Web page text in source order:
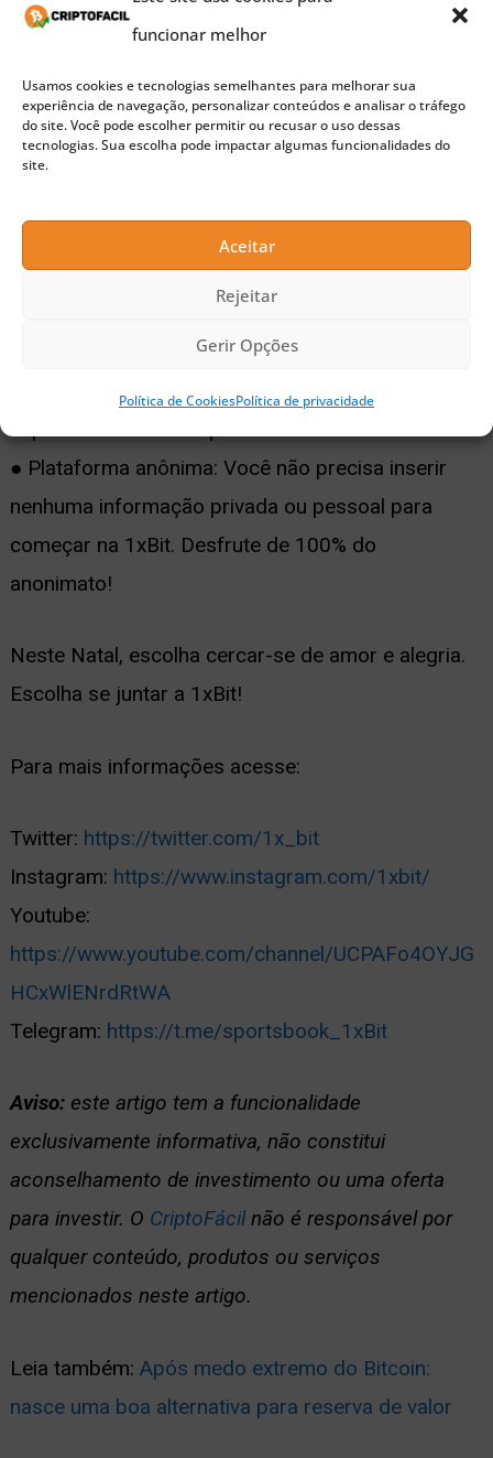
funcionar melhor
Usamos cookies e tecnologias semelhantes para melhorar sua
experiência de navegação, personalizar conteúdos e analisar o tráfego
do site. Você pode escolher permitir ou recusar o uso dessas
tecnologias. Sua escolha pode impactar algumas funcionalidades do
site.
Aceitar
Rejeitar
Gerir Opções
Política de CookiesPolítica de privacidade
vindas para os primeiros 4 depósitos.
● Conta em várias moedas: Desfrute de uma conta
em várias moedas! Quer você tenha Ethereum
(ETH) ou Bitcoin Cash, você apreciará que pode
moedas com suporte em sua conta multimoeda.
● Apostas esportivas enormes: Queremos manter
a experiência de apostas animada e interessante
para os fãs de todos os esportes. É por isso que a
1xBit tem uma grande seleção de eventos
esportivos com altas probabilidades!
● Plataforma anônima: Você não precisa inserir
nenhuma informação privada ou pessoal para
começar na 1xBit. Desfrute de 100% do
anonimato!
Neste Natal, escolha cercar-se de amor e alegria.
Escolha se juntar a 1xBit!
Para mais informações acesse:
Twitter: https://twitter.com/1x_bit
Instagram: https://www.instagram.com/1xbit/
Youtube:
https://www.youtube.com/channel/UCPAFo4OYJG
HCxWlENrdRtWA
Telegram: https://t.me/sportsbook_1xBit
Aviso: este artigo tem a funcionalidade
exclusivamente informativa, não constitui
aconselhamento de investimento ou uma oferta
para investir. O CriptoFácilnão é responsável por
qualquer conteúdo, produtos ou serviços
mencionados neste artigo.
Leia também: Após medo extremo do Bitcoin:
nasce uma boa alternativa para reserva de valor